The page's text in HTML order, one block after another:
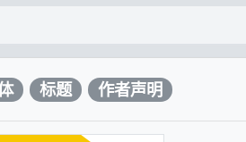
标题 作者声明